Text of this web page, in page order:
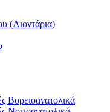
(Λιοντάρια)
Βορειοανατολικά